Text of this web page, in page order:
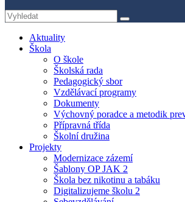
Search
for:
Search
Aktuality
Škola
O škole
Školská rada
Pedagogický sbor
Vzdělávací programy
Dokumenty
Výchovný poradce a metodik
Přípravná třída
Školní družina
Projekty
Modernizace zázemí
Šablony OP JAK 2
Škola bez nikotinu a tabáku
Digitalizujeme školu 2